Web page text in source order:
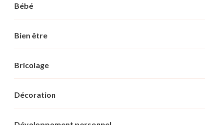
Bébé
Bien être
Bricolage
Décoration